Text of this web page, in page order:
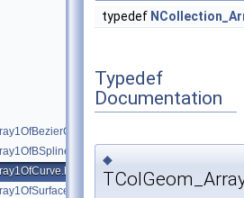
typedef
Typedef
Documentation
◆